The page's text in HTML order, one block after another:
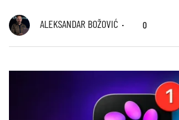
ALEKSANDAR BOŽOVIĆ 0